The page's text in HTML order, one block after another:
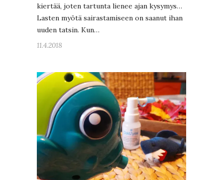
kiertää, joten tartunta lienee ajan kysymys…
Lasten myötä sairastamiseen on saanut ihan
uuden tatsin. Kun…
11.4.2018